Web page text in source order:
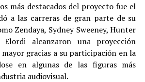
más destacados del proyecto fue el
a las carreras de gran parte de su
Zendaya, Sydney Sweeney, Hunter
Elordi alcanzaron una proyección
gracias a su participación en la
en algunas de las figuras más
audiovisual.